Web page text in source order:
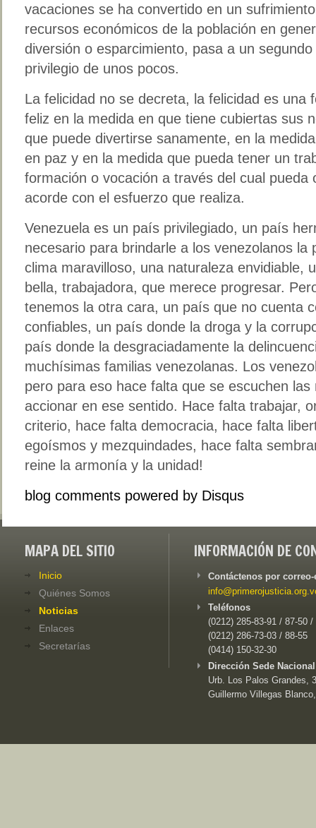
vacaciones se ha convertido en un
recursos económicos de la población en
diversión o esparcimiento, pasa a un
privilegio de unos pocos.
La felicidad no se decreta, la felicidad es una
feliz en la medida en que tiene cubiertas sus
que puede divertirse sanamente, en la
en paz y en la medida que pueda tener un
formación o vocación a través del cual pueda
acorde con el esfuerzo que realiza.
Venezuela es un país privilegiado, un país
necesario para brindarle a los venezolanos la
clima maravilloso, una naturaleza envidiable,
bella, trabajadora, que merece progresar.
tenemos la otra cara, un país que no cuenta
confiables, un país donde la droga y la
país donde la desgraciadamente la
muchísimas familias venezolanas. Los
pero para eso hace falta que se escuchen
accionar en ese sentido. Hace falta trabajar,
criterio, hace falta democracia, hace falta
egoísmos y mezquindades, hace falta
reine la armonía y la unidad!
blog comments powered by Disqus
MAPA DEL SITIO
Inicio
Quiénes Somos
Noticias
Enlaces
Secretarías
INFORMACIÓN DE
Contáctenos por
Teléfonos
(0212) 285-83-91 / 87-50 /
(0212) 286-73-03 / 88-55
(0414) 150-32-30
Dirección Sede
Urb. Los Palos Grandes,
Guillermo Villegas